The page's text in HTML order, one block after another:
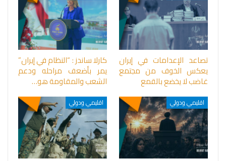
تصاعد الإعدامات في إيران
يعكس الخوف من مجتمع
غاضب لا يخضع بالقمع
كارلا ساندز : “النظام في إيران”
يمر بأضعف مراحله ودعم
الشعب والمقاومة هو…
اقليمي ودولي اقليمي ودولي